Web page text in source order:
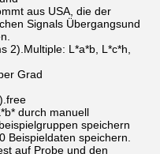
aus USA, die der
Signals Übergangsund
2).Multiple: L*a*b, L*c*h,
Grad
durch manuell
speichern
Beispieldaten speichern.
auf Probe und den